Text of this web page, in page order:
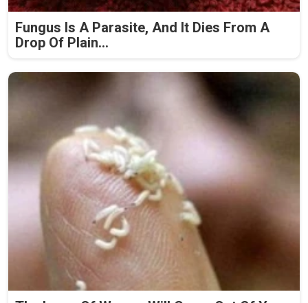
Fungus Is A Parasite, And It Dies From A
Drop Of Plain...